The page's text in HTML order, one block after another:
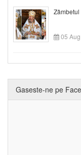
05
Gaseste-ne pe